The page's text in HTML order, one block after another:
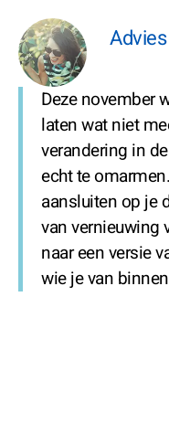
Deze november
laten wat niet
verandering in
echt te
aansluiten op je
van vernieuwing
naar een versie
wie je van